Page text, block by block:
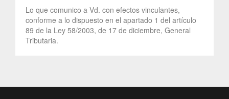
Lo que comunico a Vd. con efectos vinculantes,
conforme a lo dispuesto en el apartado 1 del artículo
89 de la Ley 58/2003, de 17 de diciembre, General
Tributaria.